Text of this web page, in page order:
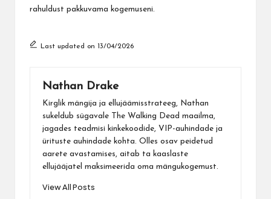
rahuldust pakkuvama kogemuseni.
Last updated on 13/04/2026
Nathan Drake
Kirglik mängija ja ellujäämisstrateeg, Nathan
sukeldub sügavale The Walking Dead maailma,
jagades teadmisi kinkekoodide, VIP-auhindade ja
ürituste auhindade kohta. Olles osav peidetud
aarete avastamises, aitab ta kaaslaste
ellujääjatel maksimeerida oma mängukogemust.
View All Posts